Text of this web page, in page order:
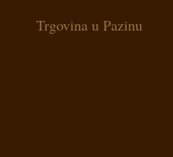
Trgovina u Pazinu